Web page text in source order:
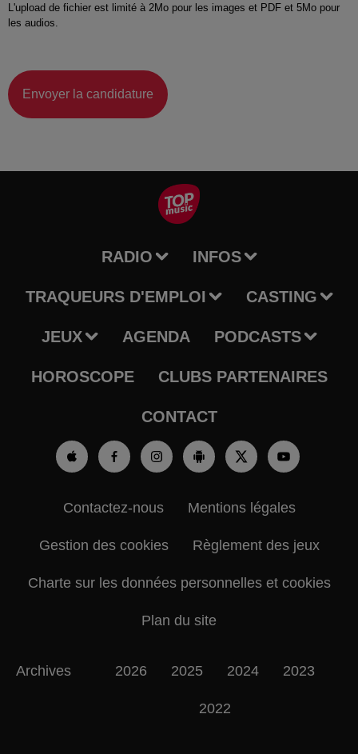
L'upload de fichier est limité à 2Mo pour les images et PDF et 5Mo pour
les audios.
Envoyer la candidature
RADIO INFOS
TRAQUEURS D'EMPLOI CASTING
JEUX AGENDA PODCASTS
HOROSCOPE CLUBS PARTENAIRES
CONTACT
Contactez-nous Mentions légales
Gestion des cookies Règlement des jeux
Charte sur les données personnelles et cookies
Plan du site
Archives 2026 2025 2024 2023
2022